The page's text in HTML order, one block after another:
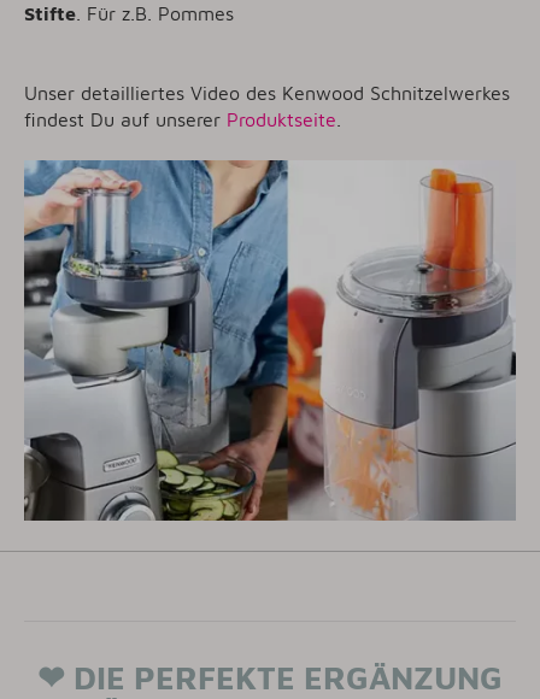
Stifte . Für z.B. Pommes
Unser detailliertes Video des Kenwood Schnitzelwerkes
findest Du auf unserer Produktseite
❤ DIE PERFEKTE ERGÄNZUNG